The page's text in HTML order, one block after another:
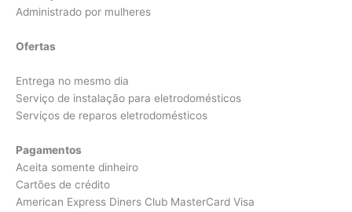
Administrado por mulheres
Ofertas
Entrega no mesmo dia
Serviço de instalação para eletrodomésticos
Serviços de reparos eletrodomésticos
Pagamentos
Aceita somente dinheiro
Cartões de crédito
American Express Diners Club MasterCard Visa